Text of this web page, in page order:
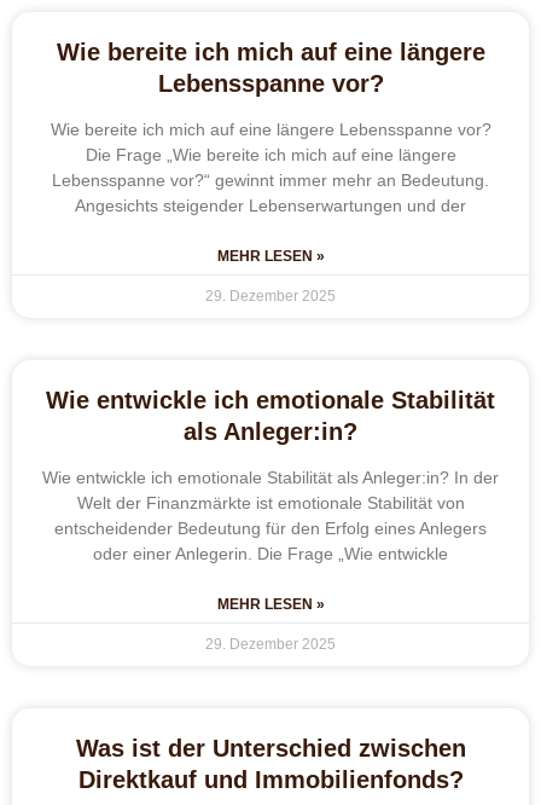
Wie bereite ich mich auf eine längere
Lebensspanne vor?
Wie bereite ich mich auf eine längere Lebensspanne vor?
Die Frage „Wie bereite ich mich auf eine längere
Lebensspanne vor?“ gewinnt immer mehr an Bedeutung.
Angesichts steigender Lebenserwartungen und der
MEHR LESEN »
29. Dezember 2025
Wie entwickle ich emotionale Stabilität
als Anleger:in?
Wie entwickle ich emotionale Stabilität als Anleger:in? In der
Welt der Finanzmärkte ist emotionale Stabilität von
entscheidender Bedeutung für den Erfolg eines Anlegers
oder einer Anlegerin. Die Frage „Wie entwickle
MEHR LESEN »
29. Dezember 2025
Was ist der Unterschied zwischen
Direktkauf und Immobilienfonds?